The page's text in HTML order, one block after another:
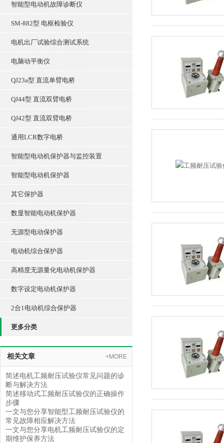
智能型电动机故障诊断仪
SM-882型 电枢检验仪
电机出厂试验综合测试系统
电脑动平衡仪
QJ23a型 直流单臂电桥
QJ44型 直流双臂电桥
QJ42型 直流双臂电桥
通用LCR数字电桥
智能型电动机保护器与监控装置
智能型电动机保护器
其它保护器
数显智能电动机保护器
无源型电动保护器
电动机综合保护器
高精度无源量化电动机保护器
数字设定电动机保护器
2合1电动机综合保护器
更多分类
相关文章 +MORE
简述电机工频耐压试验仪常见问题的诊
断与解决方法
简述移动式工频耐压试验仪的正确操作
步骤
一文与您分享智能型工频耐压试验仪的
常见故障相应解决方法
一文与您分享电机工频耐压试验仪的定
期维护保养方法